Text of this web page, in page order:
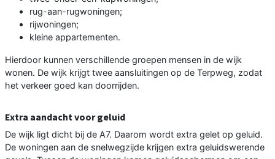
rug-aan-rugwoningen;
rijwoningen;
kleine appartementen.
Hierdoor kunnen verschillende groepen mensen in de wijk
wonen. De wijk krijgt twee aansluitingen op de Terpweg, zodat
het verkeer goed kan doorrijden.
Extra aandacht voor geluid
De wijk ligt dicht bij de A7. Daarom wordt extra gelet op geluid.
De woningen aan de snelwegzijde krijgen extra geluidswerende